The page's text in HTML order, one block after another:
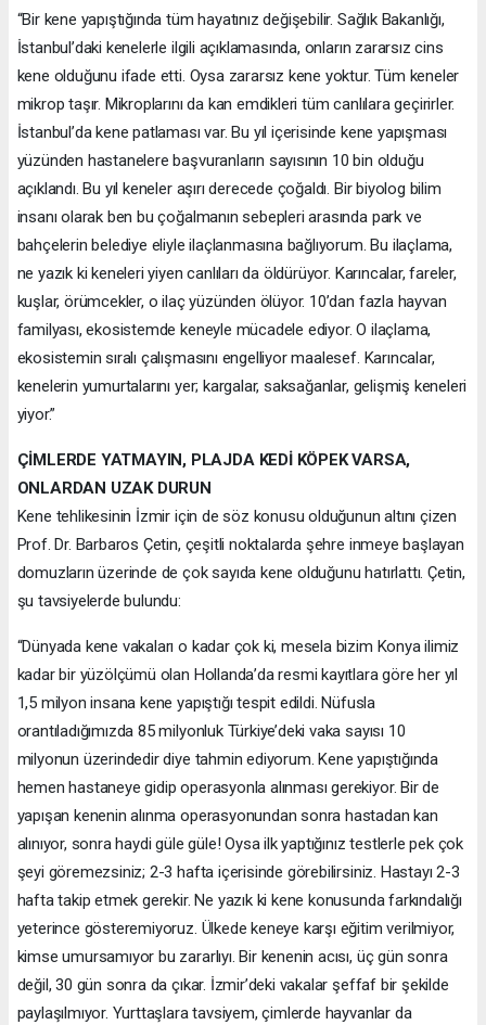
“Bir kene yapıştığında tüm hayatınız değişebilir. Sağlık Bakanlığı,
İstanbul’daki kenelerle ilgili açıklamasında, onların zararsız cins
kene olduğunu ifade etti. Oysa zararsız kene yoktur. Tüm keneler
mikrop taşır. Mikroplarını da kan emdikleri tüm canlılara geçirirler.
İstanbul’da kene patlaması var. Bu yıl içerisinde kene yapışması
yüzünden hastanelere başvuranların sayısının 10 bin olduğu
açıklandı. Bu yıl keneler aşırı derecede çoğaldı. Bir biyolog bilim
insanı olarak ben bu çoğalmanın sebepleri arasında park ve
bahçelerin belediye eliyle ilaçlanmasına bağlıyorum. Bu ilaçlama,
ne yazık ki keneleri yiyen canlıları da öldürüyor. Karıncalar, fareler,
kuşlar, örümcekler, o ilaç yüzünden ölüyor. 10’dan fazla hayvan
familyası, ekosistemde keneyle mücadele ediyor. O ilaçlama,
ekosistemin sıralı çalışmasını engelliyor maalesef. Karıncalar,
kenelerin yumurtalarını yer; kargalar, saksağanlar, gelişmiş keneleri
yiyor.”
ÇİMLERDE YATMAYIN, PLAJDA KEDİ KÖPEK VARSA,
ONLARDAN UZAK DURUN
Kene tehlikesinin İzmir için de söz konusu olduğunun altını çizen
Prof. Dr. Barbaros Çetin, çeşitli noktalarda şehre inmeye başlayan
domuzların üzerinde de çok sayıda kene olduğunu hatırlattı. Çetin,
şu tavsiyelerde bulundu:
“Dünyada kene vakaları o kadar çok ki, mesela bizim Konya ilimiz
kadar bir yüzölçümü olan Hollanda’da resmi kayıtlara göre her yıl
1,5 milyon insana kene yapıştığı tespit edildi. Nüfusla
orantıladığımızda 85 milyonluk Türkiye’deki vaka sayısı 10
milyonun üzerindedir diye tahmin ediyorum. Kene yapıştığında
hemen hastaneye gidip operasyonla alınması gerekiyor. Bir de
yapışan kenenin alınma operasyonundan sonra hastadan kan
alınıyor, sonra haydi güle güle! Oysa ilk yaptığınız testlerle pek çok
şeyi göremezsiniz; 2-3 hafta içerisinde görebilirsiniz. Hastayı 2-3
hafta takip etmek gerekir. Ne yazık ki kene konusunda farkındalığı
yeterince gösteremiyoruz. Ülkede keneye karşı eğitim verilmiyor,
kimse umursamıyor bu zararlıyı. Bir kenenin acısı, üç gün sonra
değil, 30 gün sonra da çıkar. İzmir’deki vakalar şeffaf bir şekilde
paylaşılmıyor. Yurttaşlara tavsiyem, çimlerde hayvanlar da